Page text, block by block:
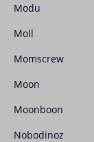
Modu
Moll
Momscrew
Moon
Moonboon
Nobodinoz